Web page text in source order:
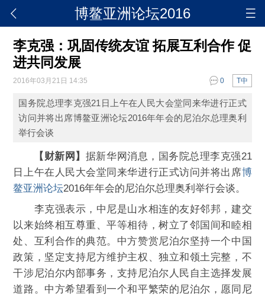
博鳌亚洲论坛2016
李克强：巩固传统友谊 拓展互利合作 促
进共同发展
2016年03月21日 14:35 T中
0
国务院总理李克强21日上午在人民大会堂同来华进行正式
访问并将出席博鳌亚洲论坛2016年年会的尼泊尔总理奥利
举行会谈
【财新网】 据新华网消息，国务院总理李克强21
日上午在人民大会堂同来华进行正式访问并将出席博
鳌亚洲论坛2016年年会的尼泊尔总理奥利举行会谈。
李克强表示，中尼是山水相连的友好邻邦，建交
以来始终相互尊重、平等相待，树立了邻国间和睦相
处、互利合作的典范。中方赞赏尼泊尔坚持一个中国
政策，坚定支持尼方维护主权、独立和领土完整，不
干涉尼泊尔内部事务，支持尼泊尔人民自主选择发展
道路。中方希望看到一个和平繁荣的尼泊尔，愿同尼